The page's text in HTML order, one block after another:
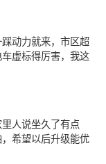
动力就来，市区超
虚标得厉害，我这
人说坐久了有点
希望以后升级能优